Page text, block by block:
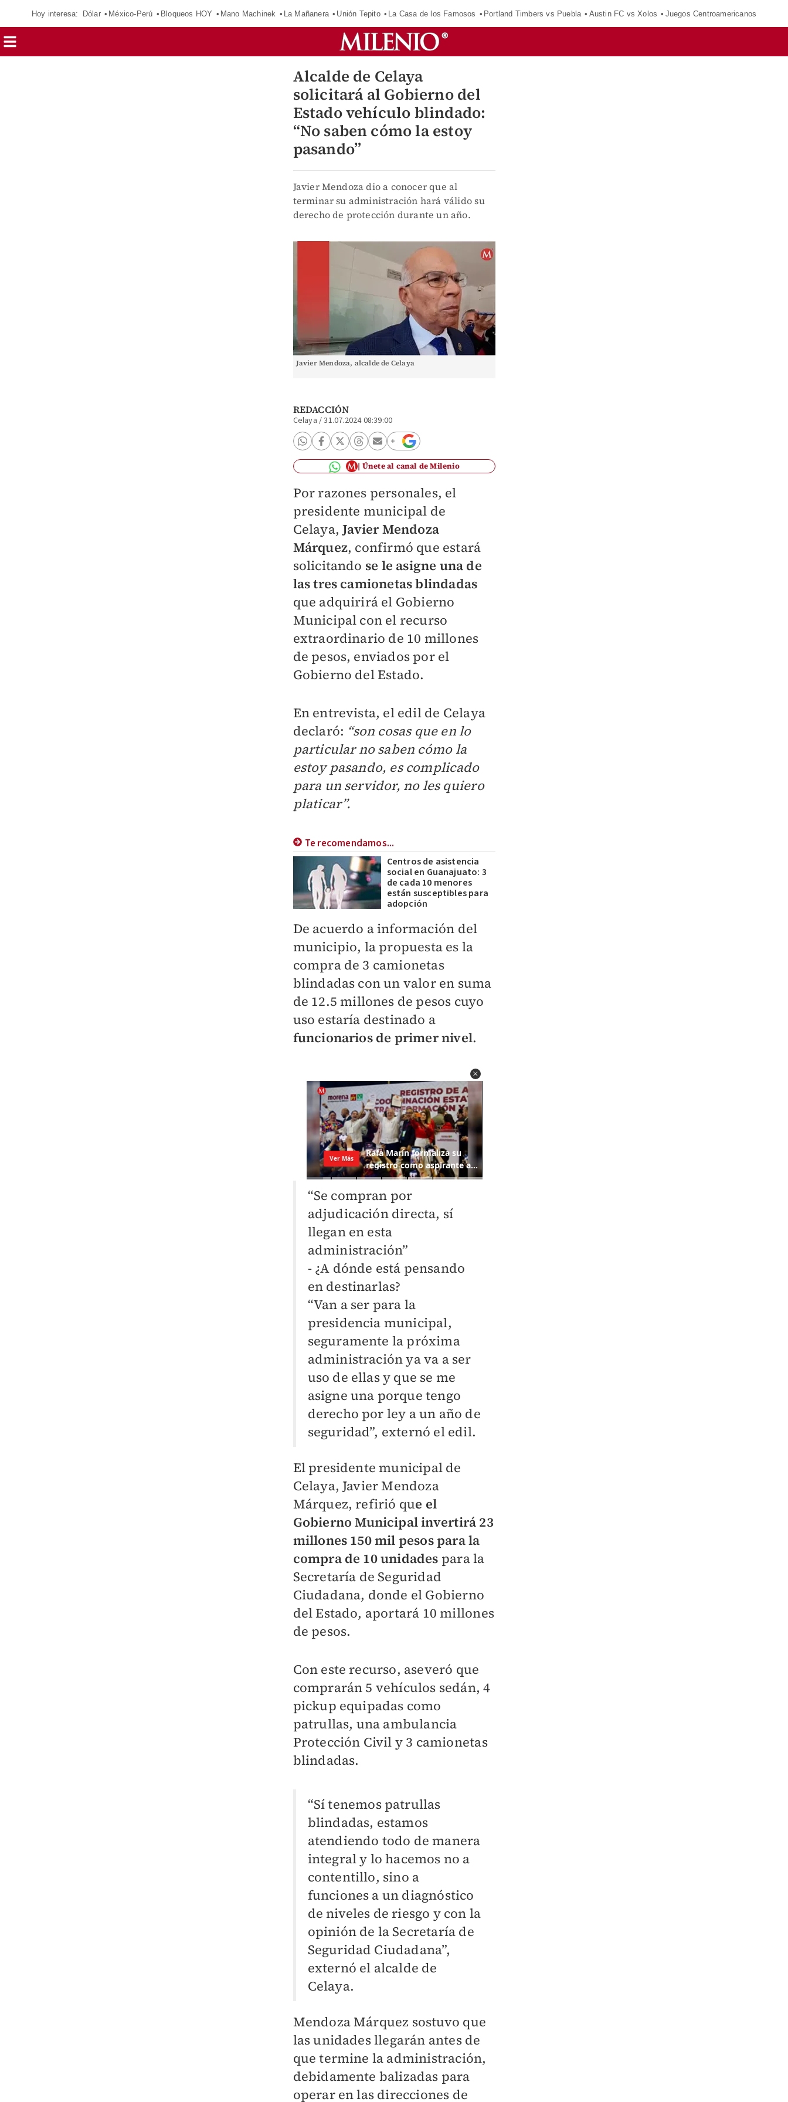
Hoy interesa: Dólar México-Perú Bloqueos HOY Mano Machinek La Mañanera Unión Tepito La Casa de los Famosos Portland Timbers vs Puebla Austin FC vs Xolos Juegos Centroamericanos
Alcalde de Celaya
solicitará al Gobierno del
Estado vehículo blindado:
“No saben cómo la estoy
pasando”
Javier Mendoza dio a conocer que al
terminar su administración hará válido su
derecho de protección durante un año.
Javier Mendoza, alcalde de Celaya
REDACCIÓN
Celaya /31.07.2024 08:39:00
Únete al canal de Milenio
Por razones personales, el
presidente municipal de
Celaya,Javier Mendoza
Márquez, confirmó que estará
solicitando se le asigne una de
las tres camionetas blindadas
que adquirirá el Gobierno
Municipal con el recurso
extraordinario de 10 millones
de pesos, enviados por el
Gobierno del Estado.
En entrevista, el edil de Celaya
declaró: “son cosas que en lo
particular no saben cómo la
estoy pasando, es complicado
para un servidor, no les quiero
platicar”.
Te recomendamos...
Centros de asistencia
social en Guanajuato: 3
de cada 10 menores
están susceptibles para
adopción
De acuerdo a información del
municipio, la propuesta es la
compra de 3 camionetas
blindadas con un valor en suma
de 12.5 millones de pesos cuyo
uso estaría destinado a
funcionarios de primer nivel.
“Se compran por
adjudicación directa, sí
llegan en esta
administración”
- ¿A dónde está pensando
en destinarlas?
“Van a ser para la
presidencia municipal,
seguramente la próxima
administración ya va a ser
uso de ellas y que se me
asigne una porque tengo
derecho por ley a un año de
seguridad”, externó el edil.
El presidente municipal de
Celaya, Javier Mendoza
Márquez, refirió que el
Gobierno Municipal invertirá 23
millones 150 mil pesos para la
compra de 10 unidades para la
Secretaría de Seguridad
Ciudadana, donde el Gobierno
del Estado, aportará 10 millones
de pesos.
Con este recurso, aseveró que
comprarán 5 vehículos sedán, 4
pickup equipadas como
patrullas, una ambulancia
Protección Civil y 3 camionetas
blindadas.
“Sí tenemos patrullas
blindadas, estamos
atendiendo todo de manera
integral y lo hacemos no a
contentillo, sino a
funciones a un diagnóstico
de niveles de riesgo y con la
opinión de la Secretaría de
Seguridad Ciudadana”,
externó el alcalde de
Celaya.
Mendoza Márquez sostuvo que
las unidades llegarán antes de
que termine la administración,
debidamente balizadas para
operar en las direcciones de